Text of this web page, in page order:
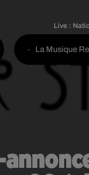
Live :
- La Musique